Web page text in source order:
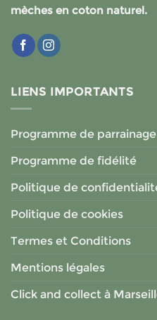
mèches en coton naturel.
LIENS IMPORTANTS
Programme de parrainage
Programme de fidélité
Politique de
Politique de cookies
Termes et Conditions
Mentions légales
Click and collect à